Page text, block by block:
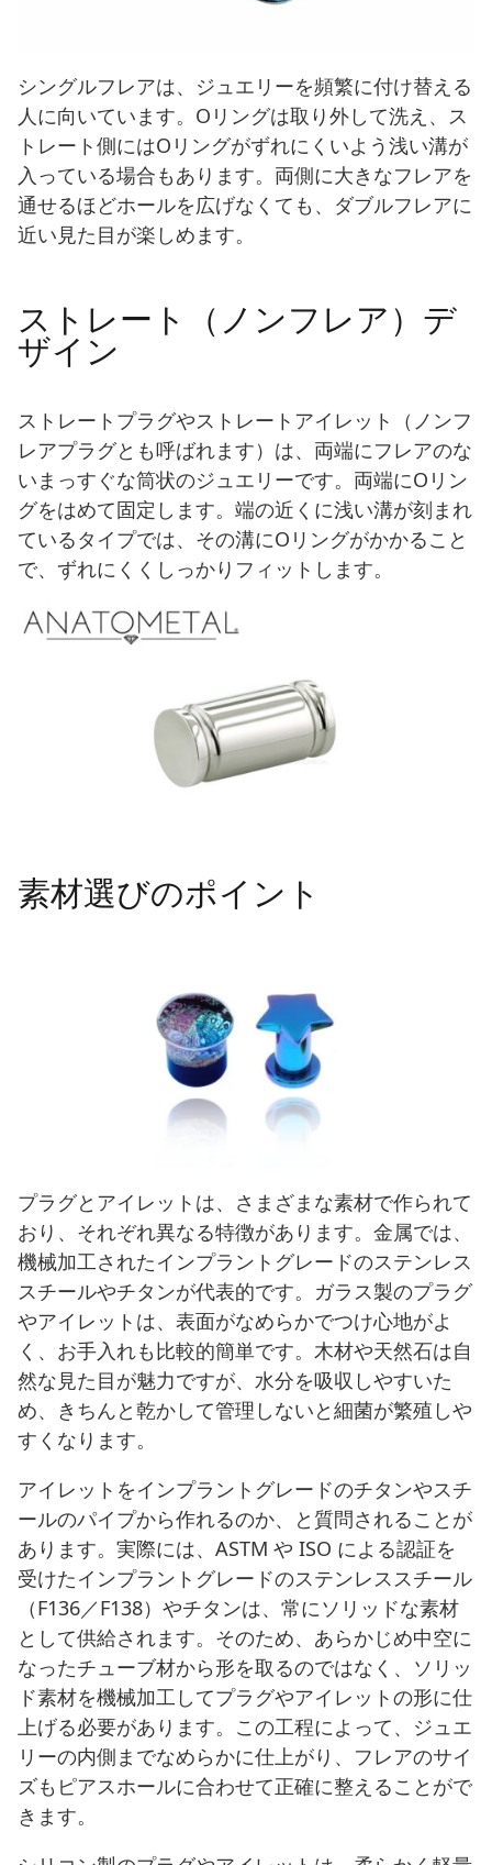
シングルフレアは、ジュエリーを頻繁に付け替える
人に向いています。Oリングは取り外して洗え、ス
トレート側にはOリングがずれにくいよう浅い溝が
入っている場合もあります。両側に大きなフレアを
通せるほどホールを広げなくても、ダブルフレアに
近い見た目が楽しめます。
ストレート（ノンフレア）デ
ザイン
ストレートプラグやストレートアイレット（ノンフ
レアプラグとも呼ばれます）は、両端にフレアのな
いまっすぐな筒状のジュエリーです。両端にOリン
グをはめて固定します。端の近くに浅い溝が刻まれ
ているタイプでは、その溝にOリングがかかること
で、ずれにくくしっかりフィットします。
素材選びのポイント
プラグとアイレットは、さまざまな素材で作られて
おり、それぞれ異なる特徴があります。金属では、
機械加工されたインプラントグレードのステンレス
スチールやチタンが代表的です。ガラス製のプラグ
やアイレットは、表面がなめらかでつけ心地がよ
く、お手入れも比較的簡単です。木材や天然石は自
然な見た目が魅力ですが、水分を吸収しやすいた
め、きちんと乾かして管理しないと細菌が繁殖しや
すくなります。
アイレットをインプラントグレードのチタンやスチ
ールのパイプから作れるのか、と質問されることが
あります。実際には、ASTM や ISO による認証を
受けたインプラントグレードのステンレススチール
（F136／F138）やチタンは、常にソリッドな素材
として供給されます。そのため、あらかじめ中空に
なったチューブ材から形を取るのではなく、ソリッ
ド素材を機械加工してプラグやアイレットの形に仕
上げる必要があります。この工程によって、ジュエ
リーの内側までなめらかに仕上がり、フレアのサイ
ズもピアスホールに合わせて正確に整えることがで
きます。